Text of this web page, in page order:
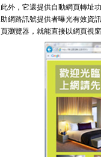
此外，它還提供自動網頁轉址
助網路訊號提供者曝光有效資
頁瀏覽器，就能直接以網頁視